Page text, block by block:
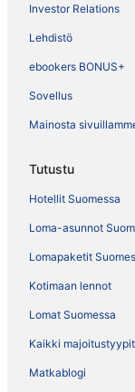
Investor Relations
Lehdistö
ebookers BONUS+
Sovellus
Mainosta
Tutustu
Hotellit Suomessa
Loma-asunnot
Lomapaketit
Kotimaan lennot
Lomat Suomessa
Kaikki majoitustyypit
Matkablogi